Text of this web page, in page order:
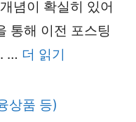
념이 확실히 있어
통해 이전 포스팅
… 더 읽기
상품 등)